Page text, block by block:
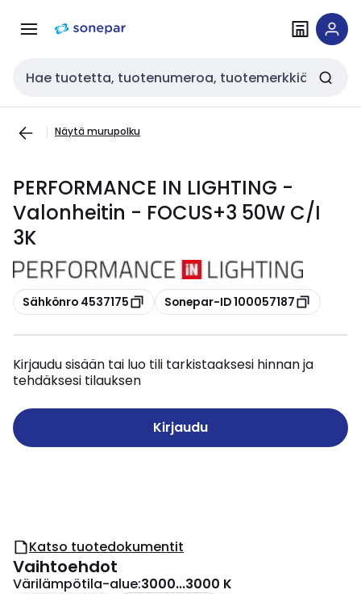
navigointiinsisältöön
Haku
Näytä murupolku
PERFORMANCE IN LIGHTING -
Valonheitin - FOCUS+3 50W C/I
3K
Kopioi
Sähkönro 4537175 Kopioi
Sonepar-ID 100057187
Kirjaudu sisään tai luo tili tarkistaaksesi hinnan ja
tehdäksesi tilauksen
Kirjaudu
Katso tuotedokumentit
Vaihtoehdot
Värilämpötila-alue:3000...3000 K